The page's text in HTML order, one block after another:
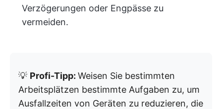
Verzögerungen oder Engpässe zu
vermeiden.
💡 Profi-Tipp: Weisen Sie bestimmten
Arbeitsplätzen bestimmte Aufgaben zu, um
Ausfallzeiten von Geräten zu reduzieren, die